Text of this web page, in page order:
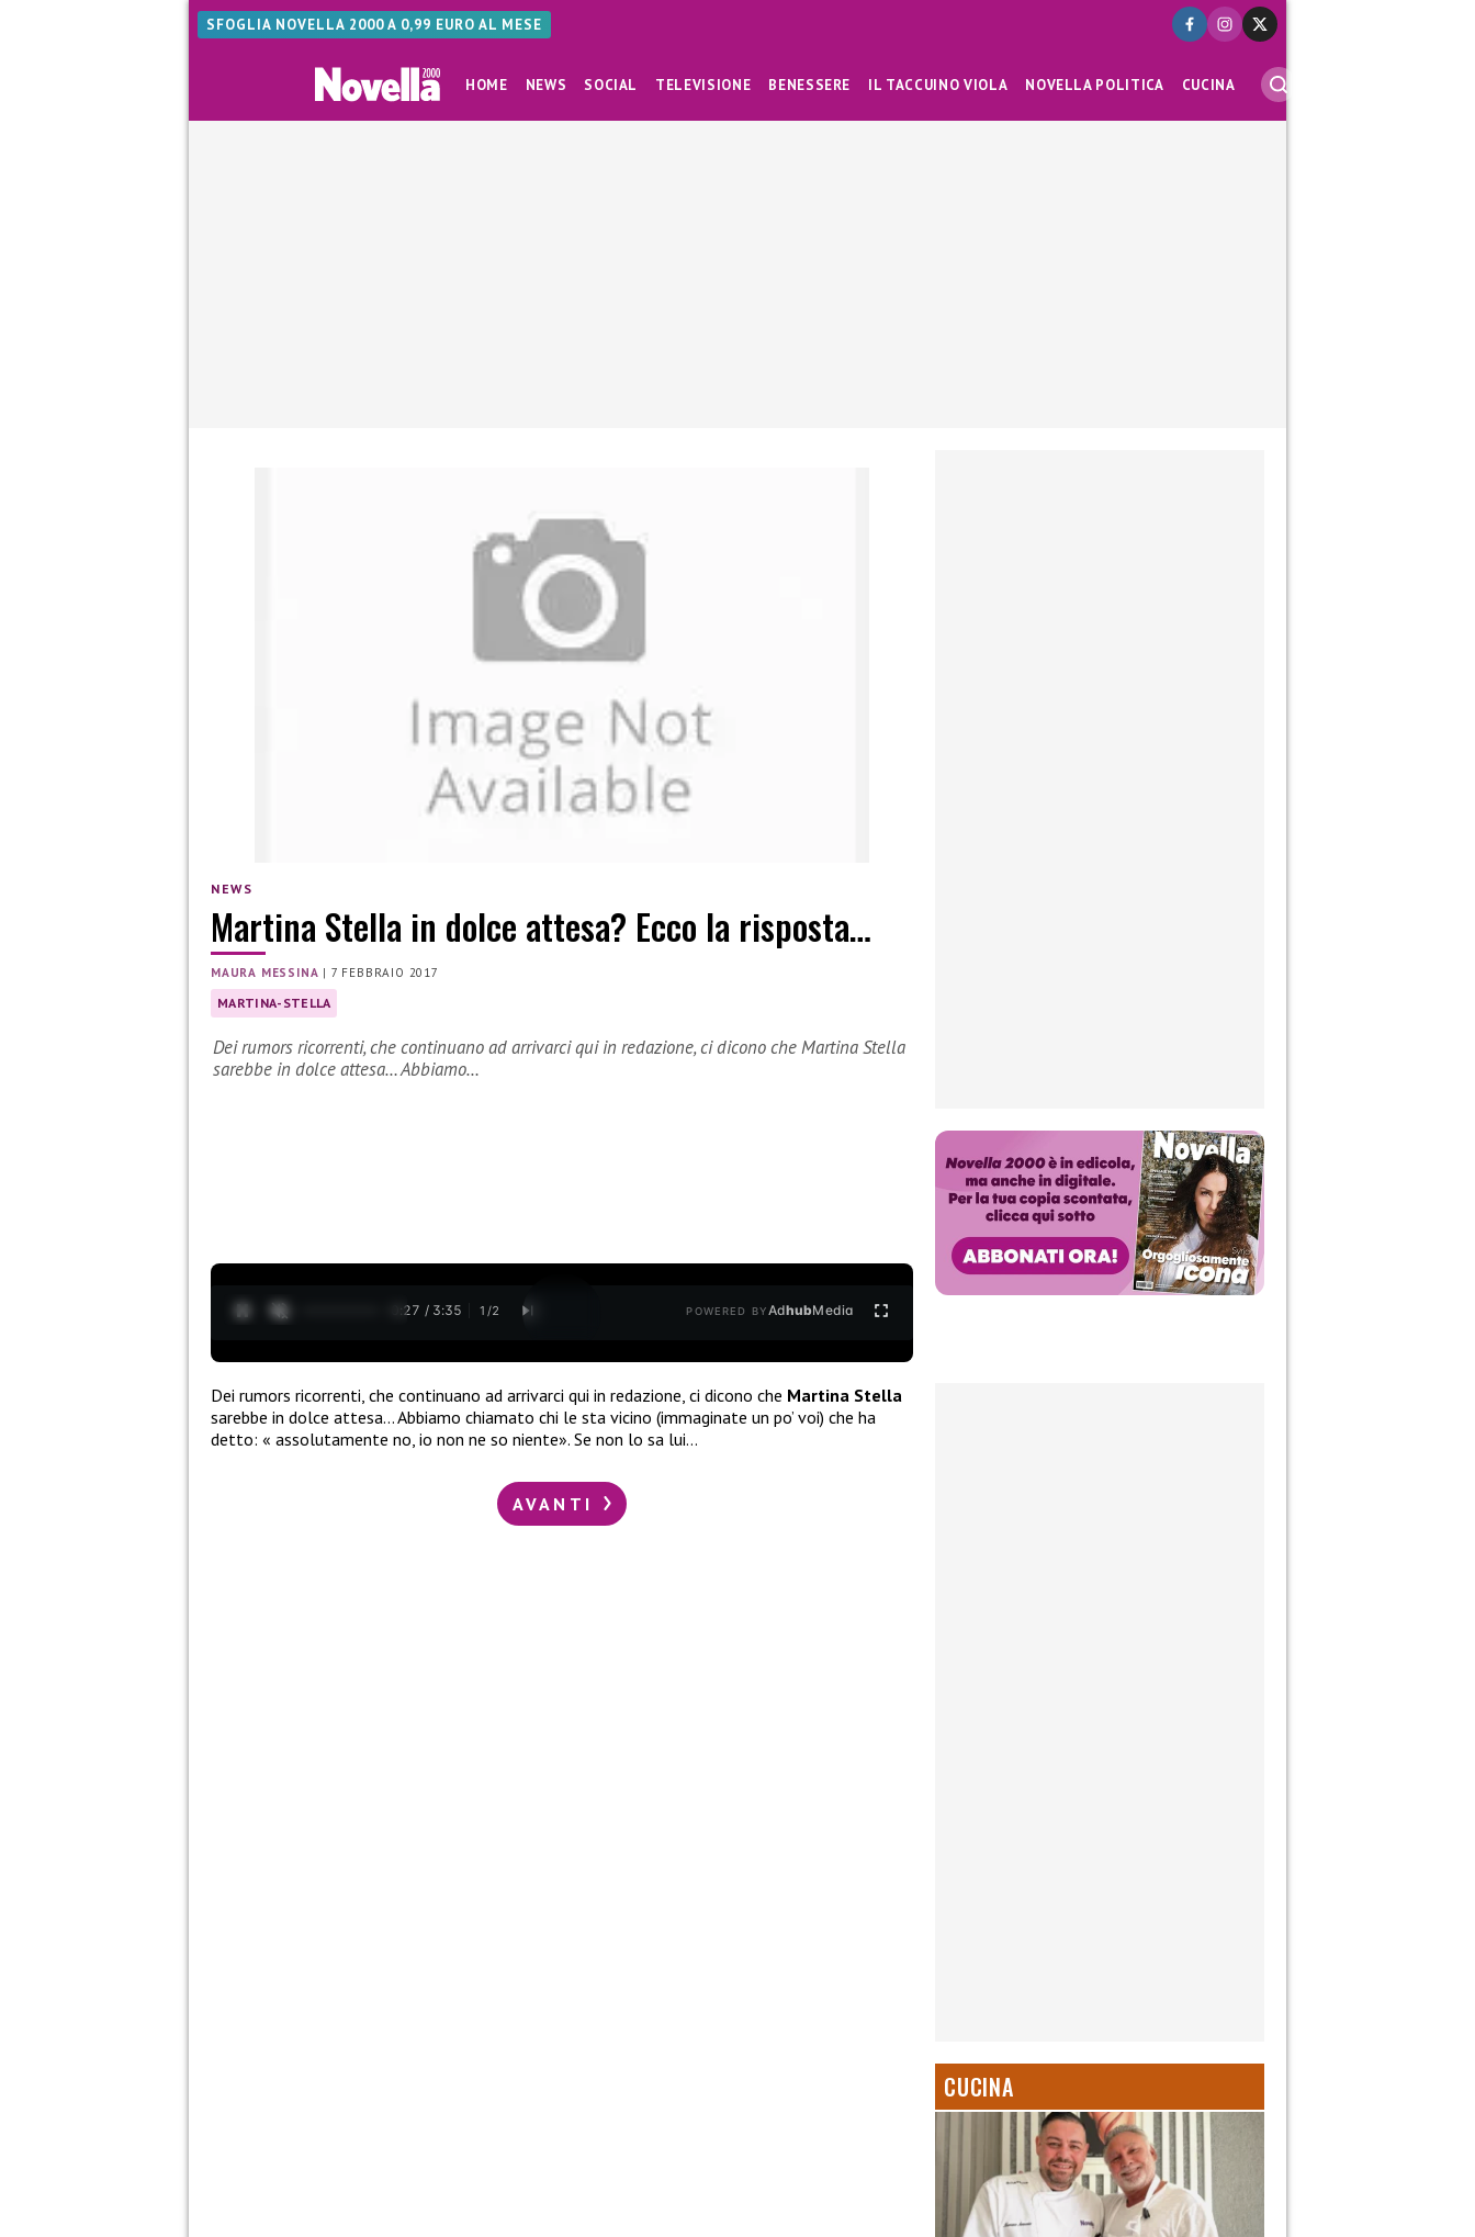
SFOGLIA NOVELLA 2000 A 0,99 EURO AL MESE
HOME NEWS SOCIAL TELEVISIONE BENESSERE IL TACCUINO VIOLA NOVELLA POLITICA CUCINA
NEWS
Martina Stella in dolce attesa? Ecco la risposta…
MAURA MESSINA | 7 FEBBRAIO 2017
MARTINA-STELLA
Dei rumors ricorrenti, che continuano ad arrivarci qui in redazione, ci dicono che Martina Stella
sarebbe in dolce attesa… Abbiamo…
0:28 / 3:35 1 /2 POWERED BYAdhubMedia
Dei rumors ricorrenti, che continuano ad arrivarci qui in redazione, ci dicono che Martina Stella
sarebbe in dolce attesa… Abbiamo chiamato chi le sta vicino (immaginate un po’ voi) che ha
detto: « assolutamente no, io non ne so niente». Se non lo sa lui…
AVANTI
CUCINA